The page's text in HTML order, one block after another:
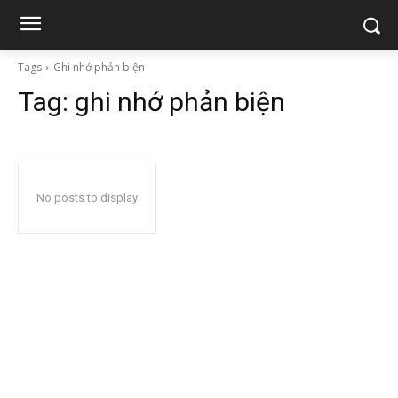
Tags Ghi nhớ phản biện
Tag: ghi nhớ phản biện
No posts to display